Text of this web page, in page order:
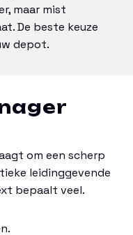
maar mist
De beste keuze
depot.
om een scherp
leidinggevende
bepaalt veel.